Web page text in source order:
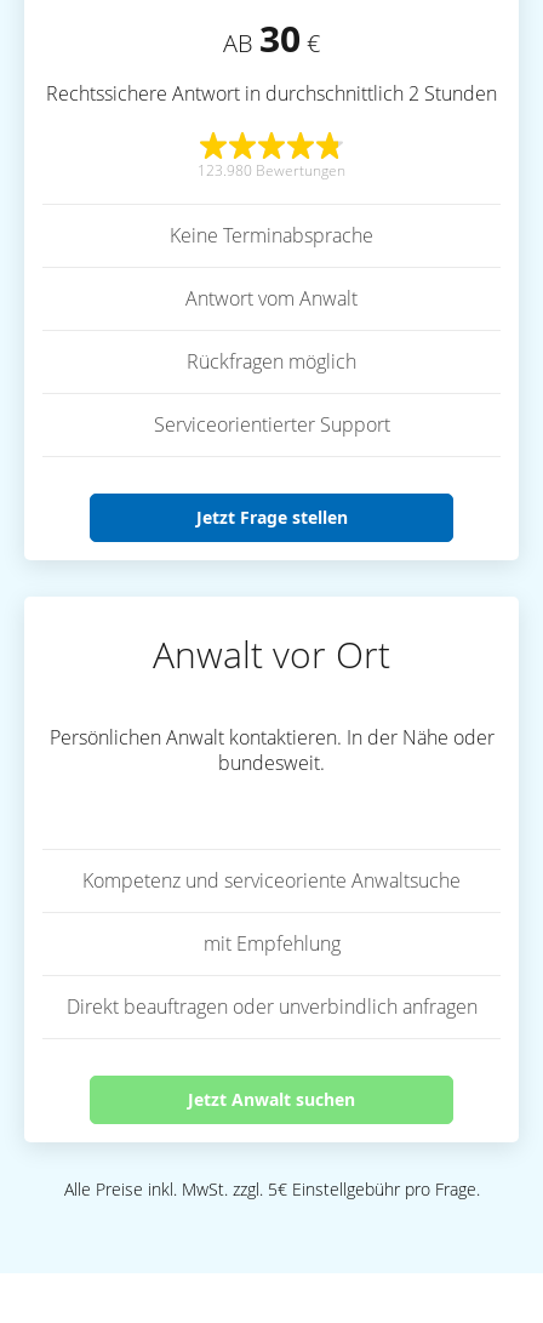
AB 30 €
Rechtssichere Antwort in durchschnittlich 2 Stunden
123.980 Bewertungen
Keine Terminabsprache
Antwort vom Anwalt
Rückfragen möglich
Serviceorientierter Support
Jetzt Frage stellen
Anwalt vor Ort
Persönlichen Anwalt kontaktieren. In der Nähe oder
bundesweit.
Kompetenz und serviceoriente Anwaltsuche
mit Empfehlung
Direkt beauftragen oder unverbindlich anfragen
Jetzt Anwalt suchen
Alle Preise inkl. MwSt. zzgl. 5€ Einstellgebühr pro Frage.